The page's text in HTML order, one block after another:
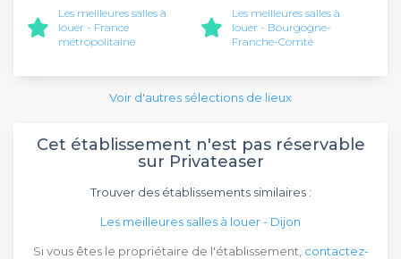
Les meilleures salles à
louer - France
métropolitaine
Les meilleures salles à
louer - Bourgogne-
Franche-Comté
Voir d'autres sélections de lieux
Cet établissement n'est pas réservable
sur Privateaser
Trouver des établissements similaires :
Les meilleures salles à louer - Dijon
Si vous êtes le propriétaire de l'établissement, contactez-